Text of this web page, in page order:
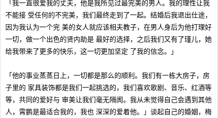
「我一直很爱我的丈夫，他是我所见过最完美的男人。我的理性让我
不能接 受任何的不完美，我们最终走到了一起。结婚后我退出仕途，
因为我认为一个完 美的女人就应该相夫教子，在男人身后为他打理好
一切，做一个出色的贤内助是 最好的选择，之后我们又有了瑾儿，她
给我带来了更多的快乐，这一切更加坚定 了我的信念。」
「他的事业蒸蒸日上，一切都是那么的顺利。我们有一栋大房子，房
子里的 家具装饰都是我们一起挑选的，我们喜欢歌剧、音乐、红酒等
等，共同的爱好与 审美让我们毫无隔阂。我从未觉得自己会遇到其他
人，霄鹏是最适合我的，我也 深深的爱着他。」谈起自己的婚姻，梅